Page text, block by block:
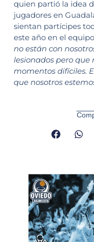
quien partió la idea
jugadores en
sientan partícipes
este año en el
no están con
lesionados pero que
momentos difíciles.
que nosotros